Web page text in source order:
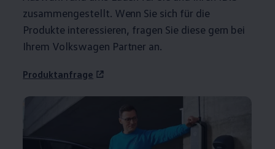
zusammengestellt. Wenn Sie sich für die
Produkte interessieren, fragen Sie diese gern bei
Ihrem Volkswagen Partner an.
Produktanfrage